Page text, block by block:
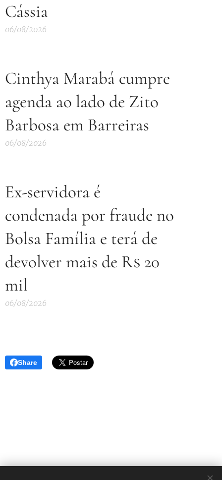
Cássia
06/08/2026
Cinthya Marabá cumpre
agenda ao lado de Zito
Barbosa em Barreiras
06/08/2026
Ex-servidora é
condenada por fraude no
Bolsa Família e terá de
devolver mais de R$ 20
mil
06/08/2026
Share